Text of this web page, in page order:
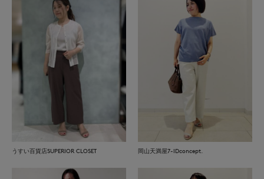
うすい百貨店SUPERIOR CLOSET 岡山天満屋7-IDconcept.